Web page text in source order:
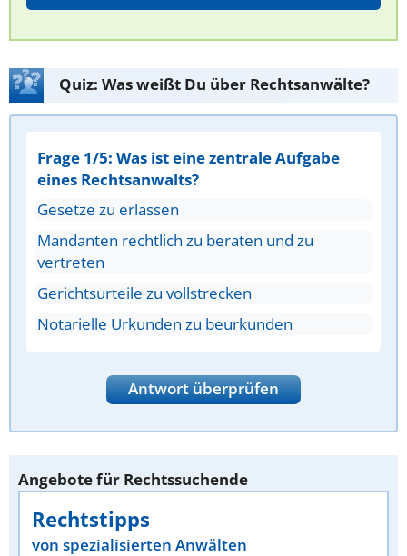
Quiz: Was weißt Du über Rechtsanwälte?
Frage 1/5: Was ist eine zentrale Aufgabe
eines Rechtsanwalts?
Gesetze zu erlassen
Mandanten rechtlich zu beraten und zu
vertreten
Gerichtsurteile zu vollstrecken
Notarielle Urkunden zu beurkunden
Antwort überprüfen
Angebote für Rechtssuchende
Rechtstipps
von spezialisierten Anwälten